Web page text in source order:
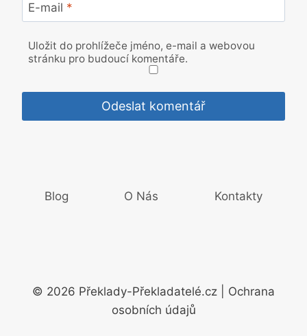
E-mail *
Uložit do prohlížeče jméno, e-mail a webovou
stránku pro budoucí komentáře.
Blog O Nás Kontakty
© 2026 Překlady-Překladatelé.cz | Ochrana
osobních údajů